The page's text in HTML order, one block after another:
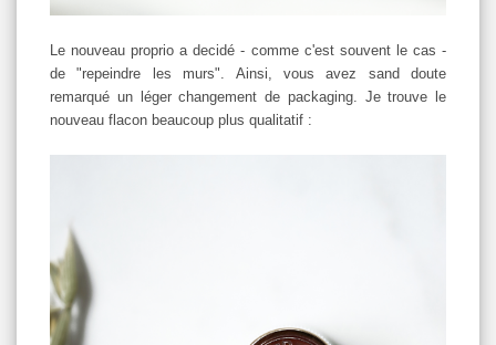
Le nouveau proprio a decidé - comme c'est souvent le cas -
de "repeindre les murs". Ainsi, vous avez sand doute
remarqué un léger changement de packaging. Je trouve le
nouveau flacon beaucoup plus qualitatif :